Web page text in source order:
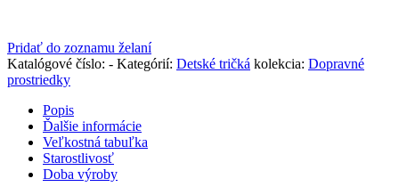
Pridať do zoznamu želaní
Katalógové číslo: - Kategórií: Detské tričká kolekcia: Dopravné
prostriedky
Popis
Ďalšie informácie
Veľkostná tabuľka
Starostlivosť
Doba výroby